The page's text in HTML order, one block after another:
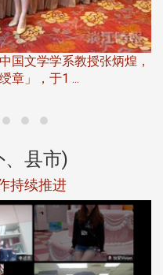
国文学学系教授张炳煌，
章」，于1 ...
、县市)
持续推进